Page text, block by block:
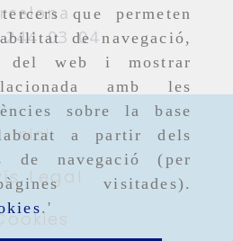
que permeten
de navegació,
del web i mostrar
amb les
sobre la base
a partir dels
de navegació (per
visitades).
.'
244 03 04
Inici
Legal